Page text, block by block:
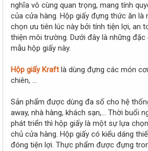
nghĩa vô cùng quan trọng, mang tính
của cửa hàng. Hộp giấy đựng thức ăn
chọn ưu tiên lúc này bởi tính tiện lợi, an
thiện môi trường. Dưới đây là những
mẫu hộp giấy này.
Hộp giấy Kraftlà dùng đựng các món
chiên, …
Sản phẩm được dùng đa số cho hệ
away, nhà hàng, khách sạn,… Thời buổi
phát triển thì hộp giấy là một sự lựa
chủ cửa hàng. Hộp giấy có kiểu dáng
đóng tiện lợi. Thực phẩm được đựng